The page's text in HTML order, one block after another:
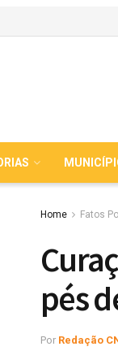
Home Fatos
pés
Por Redação